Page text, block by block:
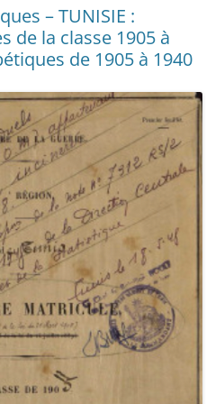
– TUNISIE :
de la classe 1905 à
de 1905 à 1940